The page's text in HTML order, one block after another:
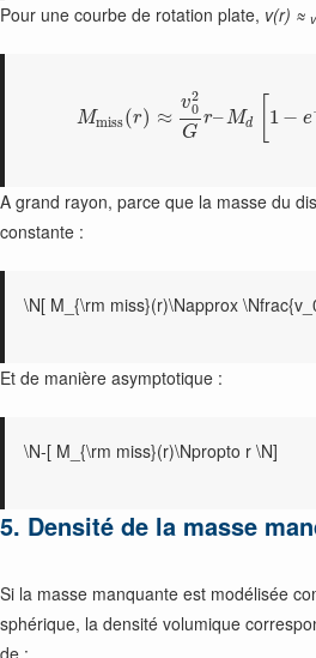
Pour une courbe de rotation plate, v(r) ≈
Mmiss(r) ≈
v2
0
G
r–Md 1 − e
A grand rayon, parce que la masse du
constante :
\N[ M_{\rm miss}(r)\Napprox
Et de manière asymptotique :
\N-[ M_{\rm miss}(r)\Npropto r \N]
5. Densité de la masse
Si la masse manquante est modélisée
sphérique, la densité volumique